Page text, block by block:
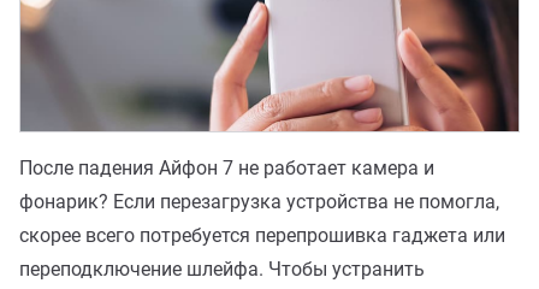
После падения Айфон 7 не работает камера и
фонарик? Если перезагрузка устройства не помогла,
скорее всего потребуется перепрошивка гаджета или
переподключение шлейфа. Чтобы устранить